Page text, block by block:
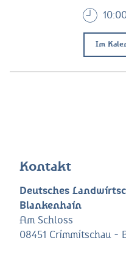
Im
Kontakt
Deutsches
Blankenhain
Am Schloss
08451 Crimmitschau -